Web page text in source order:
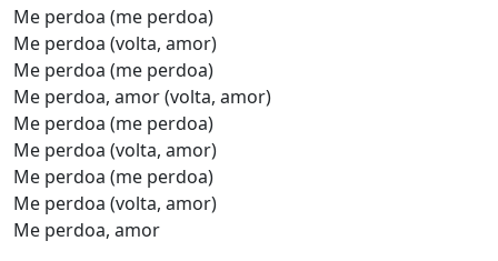
Me perdoa (me perdoa)
Me perdoa (volta, amor)
Me perdoa (me perdoa)
Me perdoa, amor (volta, amor)
Me perdoa (me perdoa)
Me perdoa (volta, amor)
Me perdoa (me perdoa)
Me perdoa (volta, amor)
Me perdoa, amor